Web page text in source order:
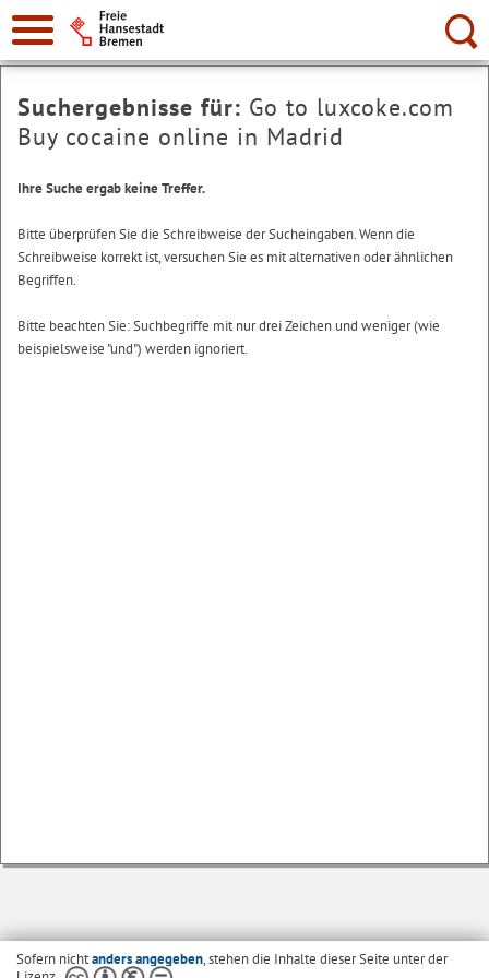
Suche:
Suchergebnisse für: Go to luxcoke.com
Buy cocaine online in Madrid
Ihre Suche ergab keine Treffer.
Bitte überprüfen Sie die Schreibweise der Sucheingaben. Wenn die
Schreibweise korrekt ist, versuchen Sie es mit alternativen oder ähnlichen
Begriffen.
Bitte beachten Sie: Suchbegriffe mit nur drei Zeichen und weniger (wie
beispielsweise "und") werden ignoriert.
Sofern nichtanders angegeben, stehen die Inhalte dieser Seite unter der